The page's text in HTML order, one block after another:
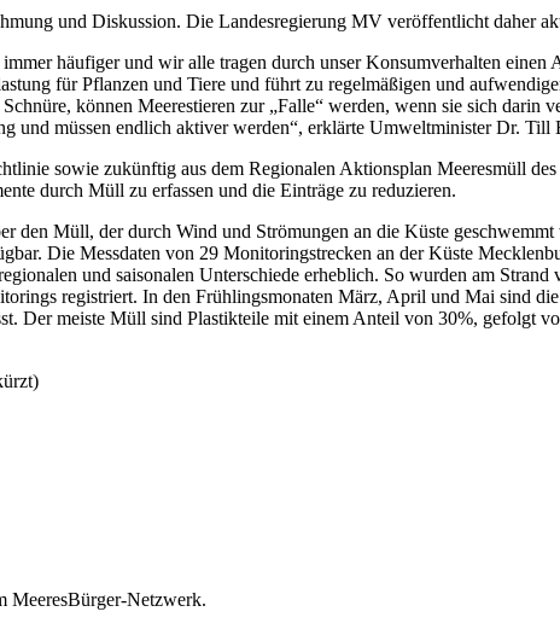
und Diskussion. Die Landesregierung MV veröffentlicht daher
häufiger und wir alle tragen durch unser Konsumverhalten einen
für Pflanzen und Tiere und führt zu regelmäßigen und
können Meerestieren zur „Falle“ werden, wenn sie sich darin
und müssen endlich aktiver werden“, erklärte Umweltminister Dr. Till
sowie zukünftig aus dem Regionalen Aktionsplan Meeresmüll
durch Müll zu erfassen und die Einträge zu reduzieren.
den Müll, der durch Wind und Strömungen an die Küste
Die Messdaten von 29 Monitoringstrecken an der Küste
und saisonalen Unterschiede erheblich. So wurden am
registriert. In den Frühlingsmonaten März, April und Mai sind
Der meiste Müll sind Plastikteile mit einem Anteil von 30%, gefolgt
MeeresBürger-Netzwerk.